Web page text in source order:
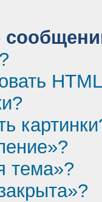
тема»?